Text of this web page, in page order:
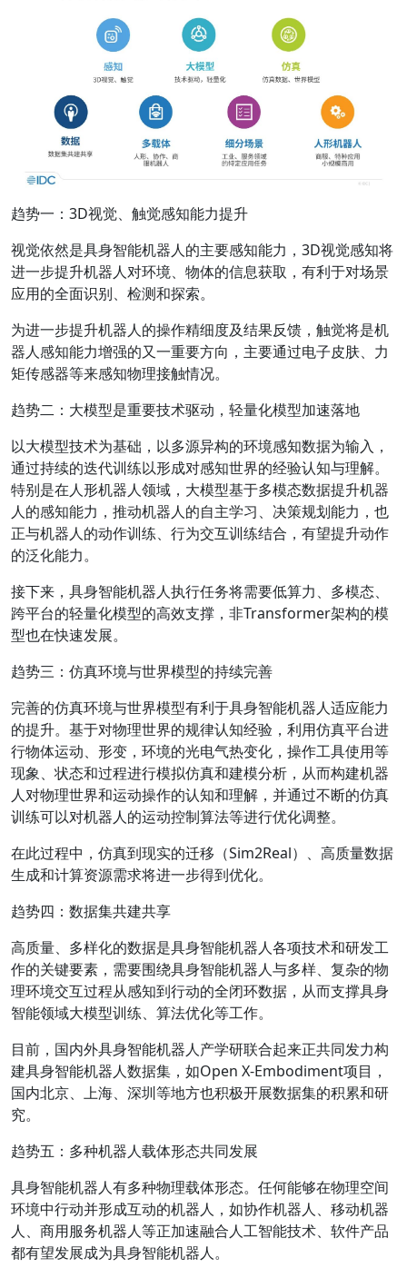
趋势一：3D视觉、触觉感知能力提升
视觉依然是具身智能机器人的主要感知能力，3D视觉感知将
进一步提升机器人对环境、物体的信息获取，有利于对场景
应用的全面识别、检测和探索。
为进一步提升机器人的操作精细度及结果反馈，触觉将是机
器人感知能力增强的又一重要方向，主要通过电子皮肤、力
矩传感器等来感知物理接触情况。
趋势二：大模型是重要技术驱动，轻量化模型加速落地
以大模型技术为基础，以多源异构的环境感知数据为输入，
通过持续的迭代训练以形成对感知世界的经验认知与理解。
特别是在人形机器人领域，大模型基于多模态数据提升机器
人的感知能力，推动机器人的自主学习、决策规划能力，也
正与机器人的动作训练、行为交互训练结合，有望提升动作
的泛化能力。
接下来，具身智能机器人执行任务将需要低算力、多模态、
跨平台的轻量化模型的高效支撑，非Transformer架构的模
型也在快速发展。
趋势三：仿真环境与世界模型的持续完善
完善的仿真环境与世界模型有利于具身智能机器人适应能力
的提升。基于对物理世界的规律认知经验，利用仿真平台进
行物体运动、形变，环境的光电气热变化，操作工具使用等
现象、状态和过程进行模拟仿真和建模分析，从而构建机器
人对物理世界和运动操作的认知和理解，并通过不断的仿真
训练可以对机器人的运动控制算法等进行优化调整。
在此过程中，仿真到现实的迁移（Sim2Real）、高质量数据
生成和计算资源需求将进一步得到优化。
趋势四：数据集共建共享
高质量、多样化的数据是具身智能机器人各项技术和研发工
作的关键要素，需要围绕具身智能机器人与多样、复杂的物
理环境交互过程从感知到行动的全闭环数据，从而支撑具身
智能领域大模型训练、算法优化等工作。
目前，国内外具身智能机器人产学研联合起来正共同发力构
建具身智能机器人数据集，如Open X-Embodiment项目，
国内北京、上海、深圳等地方也积极开展数据集的积累和研
究。
趋势五：多种机器人载体形态共同发展
具身智能机器人有多种物理载体形态。任何能够在物理空间
环境中行动并形成互动的机器人，如协作机器人、移动机器
人、商用服务机器人等正加速融合人工智能技术、软件产品
都有望发展成为具身智能机器人。